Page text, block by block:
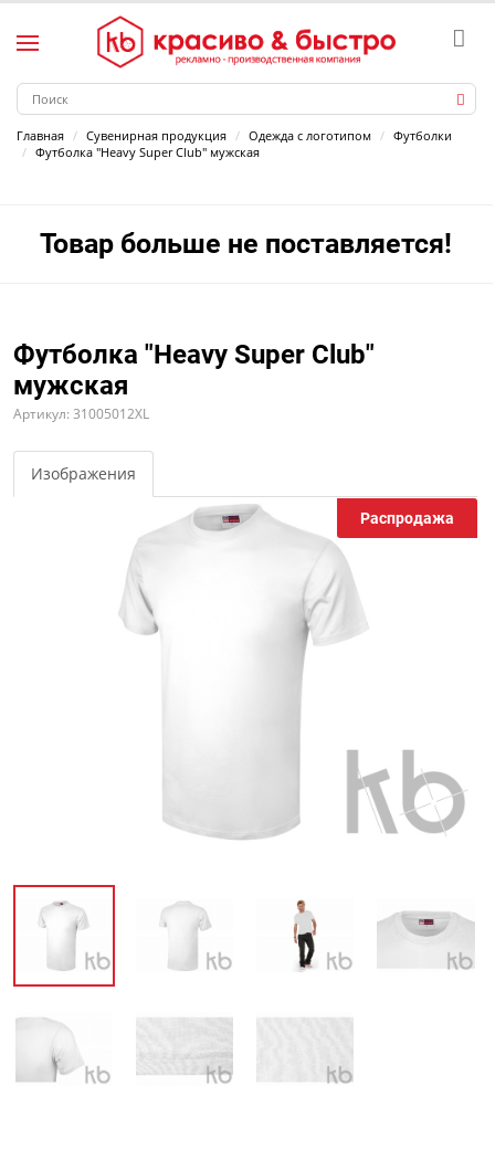
Главная Сувенирная продукция Одежда с логотипом
Футболки
Футболка "Heavy Super Club" мужская
Товар больше не поставляется!
Футболка "Heavy Super Club"
мужская
Артикул: 31005012XL
Изображения
Распродажа